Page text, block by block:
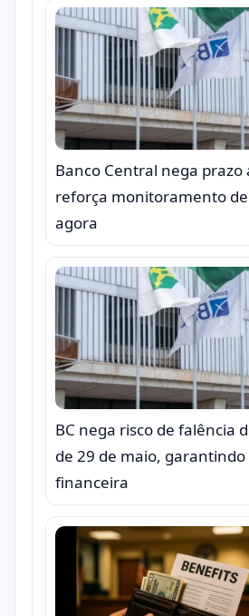
Banco Central nega prazo
reforça monitoramento
agora
BC nega risco de falência
de 29 de maio,
financeira